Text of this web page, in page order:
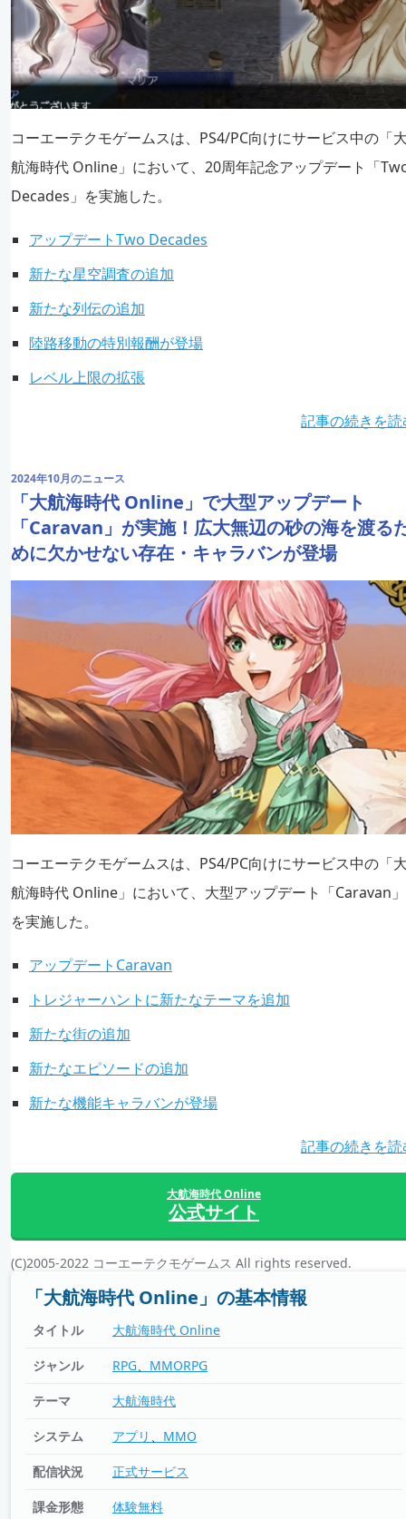
コーエーテクモゲームスは、PS4/PC向けにサービス中の「
航海時代 Online」において、20周年記念アップデート「
Decades」を実施した。
アップデートTwo Decades
新たな星空調査の追加
新たな列伝の追加
陸路移動の特別報酬が登場
レベル上限の拡張
記事の続きを読
2024年10月のニュース
「大航海時代 Online」で大型アップデート
「Caravan」が実施！広大無辺の砂の海を渡る
めに欠かせない存在・キャラバンが登場
コーエーテクモゲームスは、PS4/PC向けにサービス中の「
航海時代 Online」において、大型アップデート「Caravan」
を実施した。
アップデートCaravan
トレジャーハントに新たなテーマを追加
新たな街の追加
新たなエピソードの追加
新たな機能キャラバンが登場
記事の続きを読
大航海時代 Online
公式サイト
(C)2005-2022 コーエーテクモゲームス All rights reserved.
「大航海時代 Online」の基本情報
タイトル 大航海時代 Online
ジャンル RPG MMORPG
テーマ 大航海時代
システム アプリ MMO
配信状況 正式サービス
課金形態 体験無料